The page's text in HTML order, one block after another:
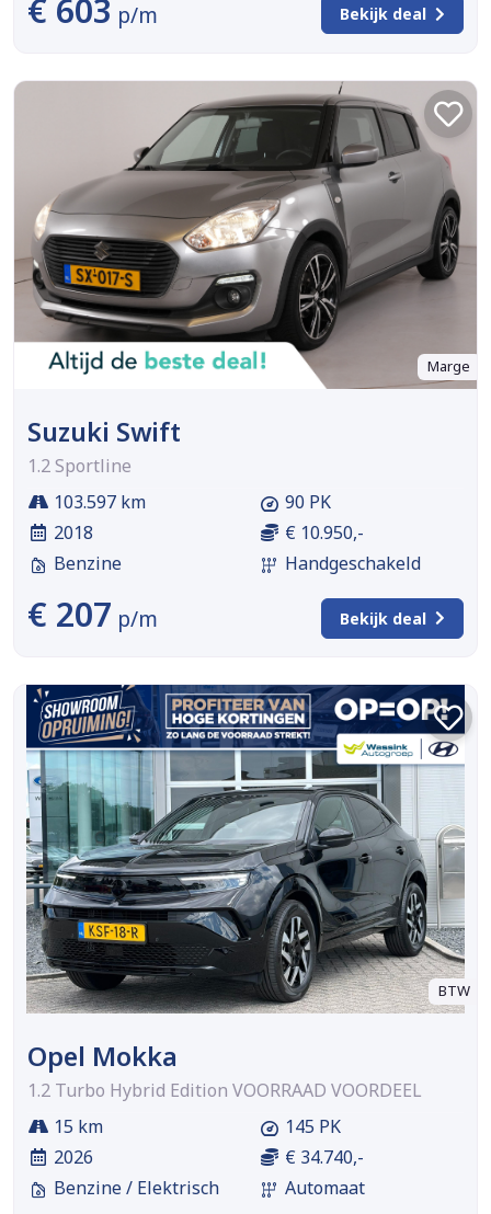
€ 603 p/m Bekijk deal
Marge
Suzuki Swift
1.2 Sportline
103.597 km
2018
Benzine
90 PK
€ 10.950,-
Handgeschakeld
€ 207 p/m Bekijk deal
BTW
Opel Mokka
1.2 Turbo Hybrid Edition VOORRAAD VOORDEEL
15 km
2026
Benzine / Elektrisch
145 PK
€ 34.740,-
Automaat